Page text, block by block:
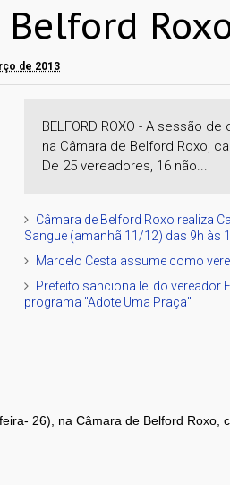
de 2013
BELFORD ROXO - A sessão
na Câmara de Belford Roxo,
De 25 vereadores, 16 não...
Câmara de Belford Roxo realiza
Sangue (amanhã 11/12) das 9h às
Marcelo Cesta assume como
Prefeito sanciona lei do vereador
programa "Adote Uma Praça"
26), na Câmara de Belford Roxo,